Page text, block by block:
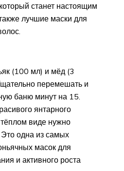
станет настоящим
лучшие маски для
(100 мл) и мёд (3
перемешать и
баню минут на 15.
янтарного
виде нужно
Это одна из самых
масок для
и активного роста